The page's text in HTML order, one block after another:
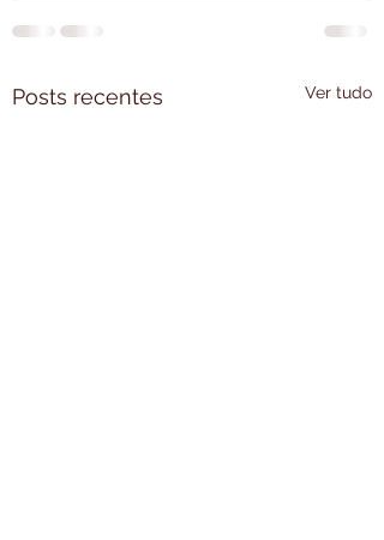
Posts recentes Ver tudo